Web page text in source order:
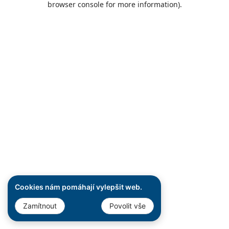
Cookies nám pomáhají vylepšit web.
Zamítnout Povolit vše
browser console for more information).